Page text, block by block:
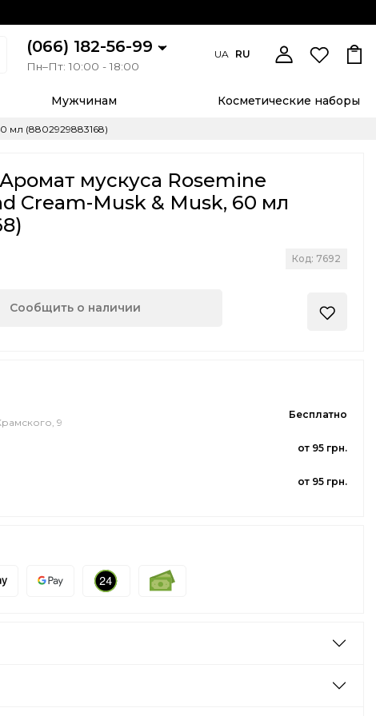
(066) 182-56-99
Пн–Пт: 10:00 - 18:00
UA RU
Мужчинам Косметические наборы
мл (8802929883168)
мускуса Rosemine
Cream-Musk & Musk, 60 мл
Код: 7692
Сообщить о наличии
9
Бесплатно
от 95 грн.
от 95 грн.